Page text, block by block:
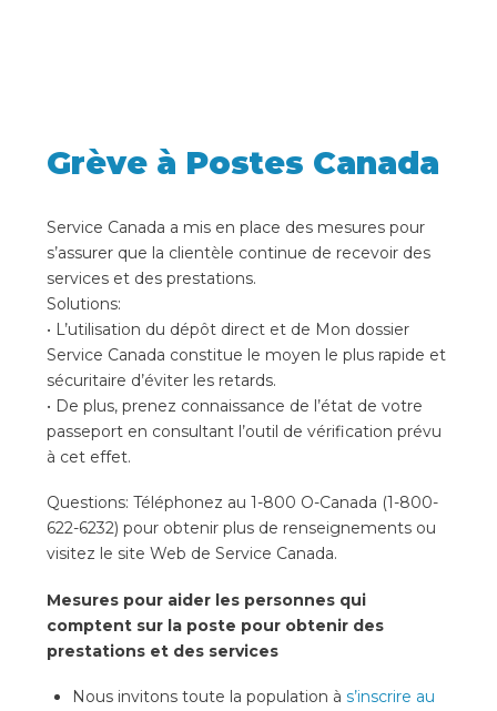
Grève à Postes Canada
Service Canada a mis en place des mesures pour
s’assurer que la clientèle continue de recevoir des
services et des prestations.
Solutions:
• L’utilisation du dépôt direct et de Mon dossier
Service Canada constitue le moyen le plus rapide et
sécuritaire d’éviter les retards.
• De plus, prenez connaissance de l’état de votre
passeport en consultant l’outil de vérification prévu
à cet effet.
Questions: Téléphonez au 1-800 O-Canada (1-800-
622-6232) pour obtenir plus de renseignements ou
visitez le site Web de Service Canada.
Mesures pour aider les personnes qui
comptent sur la poste pour obtenir des
prestations et des services
Nous invitons toute la population às’inscrire au